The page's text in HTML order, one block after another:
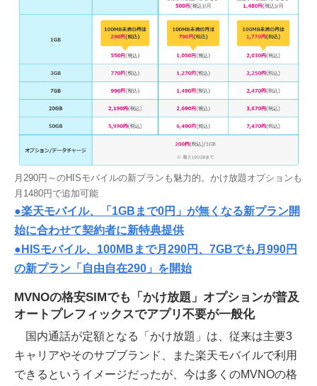
月290円～のHISモバイルの新プランも魅力的。かけ放題オプションも
月1480円で追加可能
●楽天モバイル、「1GBまで0円」が無くなる新プラン開
始に合わせて契約者に新特典提供
●HISモバイル、100MBまで月290円、7GBでも月990円
の新プラン「自由自在290」を開始
MVNOの格安SIMでも「かけ放題」オプションが普及
オートプレフィックスでアプリ不要が一般化
国内通話が定額となる「かけ放題」は、従来は主要3
キャリアやそのサブブランド、また楽天モバイルで利用
できるというイメージだったが、今は多くのMVNOの格